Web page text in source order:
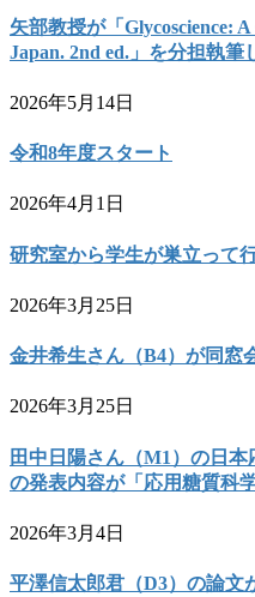
矢部教授が「Glycoscience:
Japan. 2nd ed.」を分担執筆
2026年5月14日
令和8年度スタート
2026年4月1日
研究室から学生が巣立って
2026年3月25日
金井希生さん（B4）が同窓
2026年3月25日
田中日陽さん（M1）の日
の発表内容が「応用糖質科
2026年3月4日
平澤信太郎君（D3）の論文